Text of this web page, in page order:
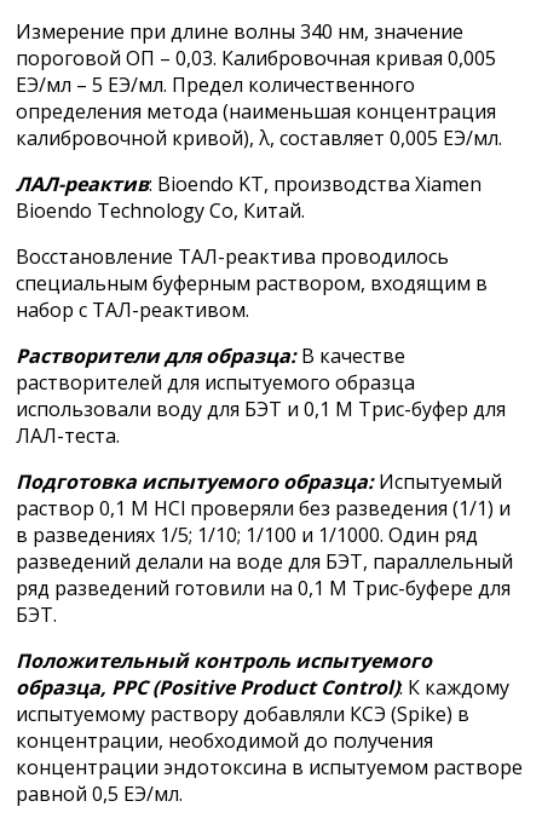
Измерение при длине волны 340 нм, значение
пороговой ОП – 0,03. Калибровочная кривая 0,005
ЕЭ/мл – 5 ЕЭ/мл. Предел количественного
определения метода (наименьшая концентрация
калибровочной кривой), λ, составляет 0,005 ЕЭ/мл.
ЛАЛ-реактив: Bioendo KT, производства Xiamen
Bioendo Technology Co, Китай.
Восстановление ТАЛ-реактива проводилось
специальным буферным раствором, входящим в
набор с ТАЛ-реактивом.
Растворители для образца:В качестве
растворителей для испытуемого образца
использовали воду для БЭТ и 0,1 М Трис-буфер для
ЛАЛ-теста.
Подготовка испытуемого образца:Испытуемый
раствор 0,1 М HCl проверяли без разведения (1/1) и
в разведениях 1/5; 1/10; 1/100 и 1/1000. Один ряд
разведений делали на воде для БЭТ, параллельный
ряд разведений готовили на 0,1 М Трис-буфере для
БЭТ.
Положительный контроль испытуемого
образца, РРС (PositiveProductControl): К каждому
испытуемому раствору добавляли КСЭ (Spike) в
концентрации, необходимой до получения
концентрации эндотоксина в испытуемом растворе
равной 0,5 ЕЭ/мл.